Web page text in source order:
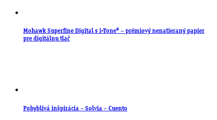
Mohawk Superfine Digital s i-Tone® – prémiový nenatieraný papier
pre digitálnu tlač
Pohyblivá inšpirácia – Solvia – Cuento